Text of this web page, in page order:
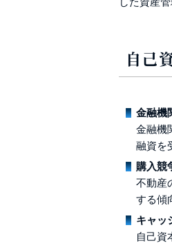
自己
金融機
金融機
融資を
購入競
不動産
する傾
キャッ
自己資